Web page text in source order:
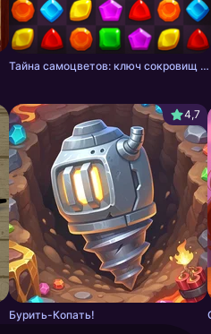
Тайна самоцветов: ключ сокровищ - три в ряд
4,7
Бурить-Копать!